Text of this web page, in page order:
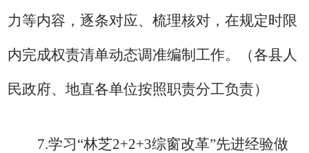
力等内容，逐条对应、梳理核对，在规定时限
内完成权责清单动态调准编制工作。 （各县人
民政府、地直各单位按照职责分工负责）
7.学习“林芝2+2+3综窗改革”先进经验做